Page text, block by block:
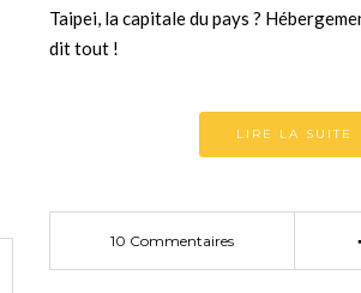
Taipei, la capitale du pays ?
dit tout !
LIRE LA SUITE
10 Commentaires